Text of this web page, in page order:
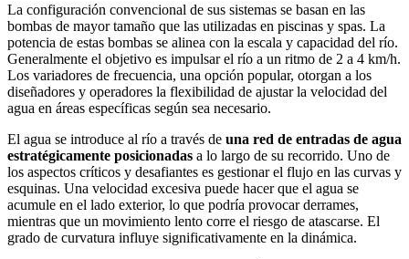
La configuración convencional de sus sistemas se basan en las
bombas de mayor tamaño que las utilizadas en piscinas y spas. La
potencia de estas bombas se alinea con la escala y capacidad del río.
Generalmente el objetivo es impulsar el río a un ritmo de 2 a 4 km/h.
Los variadores de frecuencia, una opción popular, otorgan a los
diseñadores y operadores la flexibilidad de ajustar la velocidad del
agua en áreas específicas según sea necesario.
El agua se introduce al río a través de una red de entradas de agua
estratégicamente posicionadas a lo largo de su recorrido. Uno de
los aspectos críticos y desafiantes es gestionar el flujo en las curvas y
esquinas. Una velocidad excesiva puede hacer que el agua se
acumule en el lado exterior, lo que podría provocar derrames,
mientras que un movimiento lento corre el riesgo de atascarse. El
grado de curvatura influye significativamente en la dinámica.